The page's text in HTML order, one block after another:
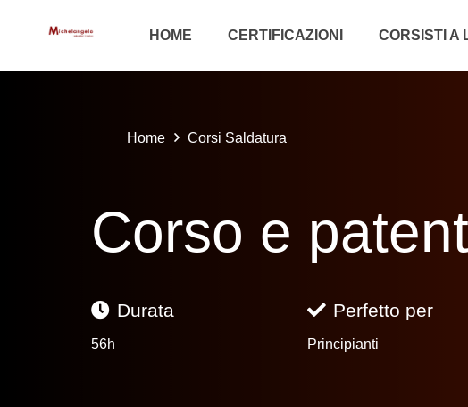
HOME CERTIFICAZIONI CORSISTI A
Home Corsi Saldatura
Corso e
Durata
56h
Perfetto per
Principianti